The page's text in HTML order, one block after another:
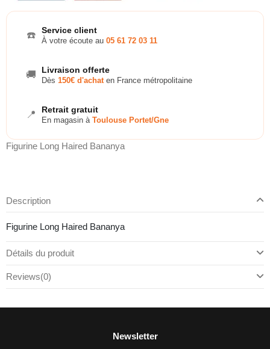
☎️ Service client
À votre écoute au 05 61 72 03 11
🚚 Livraison offerte
Dès 150€ d'achaten France métropolitaine
📍 Retrait gratuit
En magasin à Toulouse Portet/Gne
Figurine Long Haired Bananya
Description
Figurine Long Haired Bananya
Détails du produit
Reviews(0)
Newsletter